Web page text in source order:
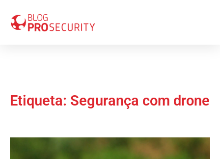
Etiqueta: Segurança com drone